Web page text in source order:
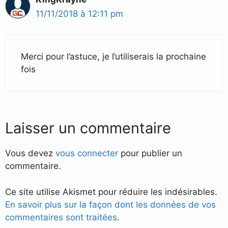
11/11/2018 à 12:11 pm
Merci pour l’astuce, je l’utiliserais la prochaine
fois
Laisser un commentaire
Vous devez vous connecter pour publier un
commentaire.
Ce site utilise Akismet pour réduire les indésirables.
En savoir plus sur la façon dont les données de vos
commentaires sont traitées.